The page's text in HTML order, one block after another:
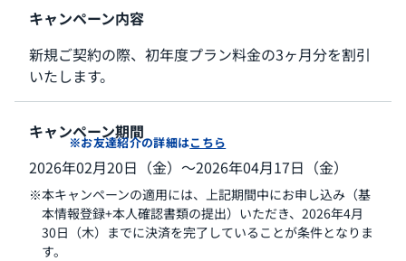
※お友達紹介の詳細はこちら
キャンペーン内容
新規ご契約の際、初年度プラン料金の3ヶ月分を割引
いたします。
キャンペーン期間
2026年02月20日（金）〜2026年04月17日（金）
本キャンペーンの適用には、上記期間中にお申し込み（基
本情報登録+本人確認書類の提出）いただき、2026年4月
30日（木）までに決済を完了していることが条件となりま
す。